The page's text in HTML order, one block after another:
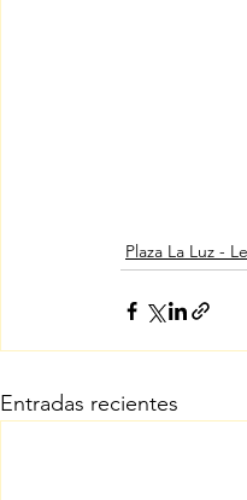
Plaza La Luz -
Entradas recientes